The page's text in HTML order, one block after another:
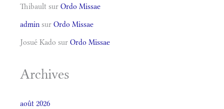
Thibault sur Ordo Missae
admin sur Ordo Missae
Josué Kado sur Ordo Missae
Archives
août 2026